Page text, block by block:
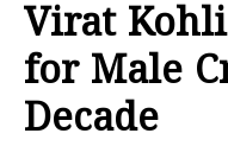
Virat
for Male
Decade